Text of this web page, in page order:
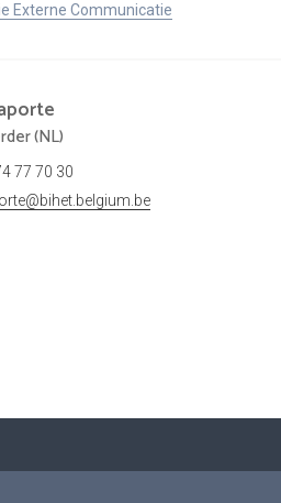
Externe Communicatie
(NL)
77 70 30